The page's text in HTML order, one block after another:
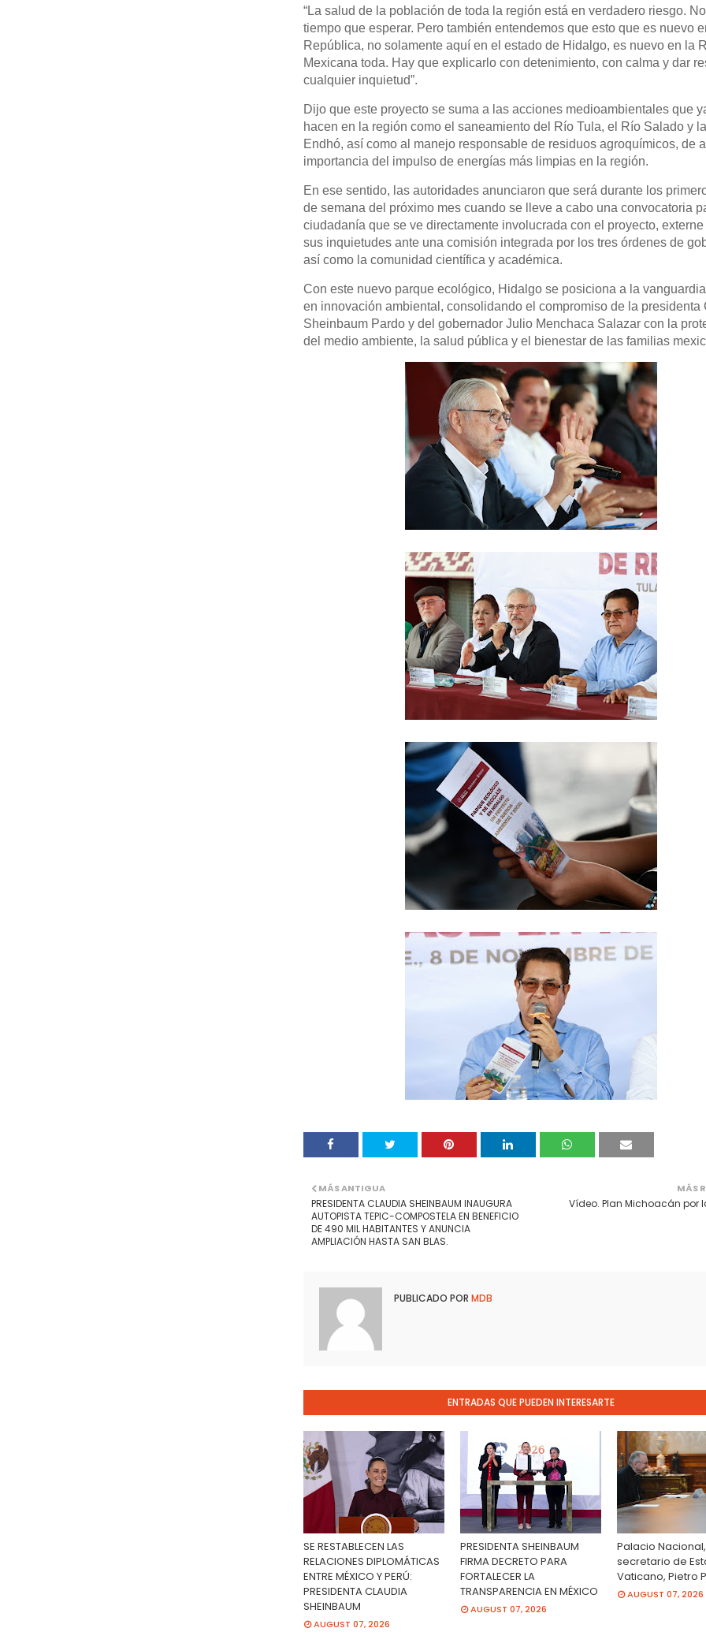
“La salud de la población de toda la región está en verdadero riesgo.
tiempo que esperar. Pero también entendemos que esto que es nuevo
República, no solamente aquí en el estado de Hidalgo, es nuevo en la
Mexicana toda. Hay que explicarlo con detenimiento, con calma y dar
cualquier inquietud”.
Dijo que este proyecto se suma a las acciones medioambientales que
hacen en la región como el saneamiento del Río Tula, el Río Salado y
Endhó, así como al manejo responsable de residuos agroquímicos, de
importancia del impulso de energías más limpias en la región.
En ese sentido, las autoridades anunciaron que será durante los
de semana del próximo mes cuando se lleve a cabo una convocatoria
ciudadanía que se ve directamente involucrada con el proyecto, externe
sus inquietudes ante una comisión integrada por los tres órdenes de
así como la comunidad científica y académica.
Con este nuevo parque ecológico, Hidalgo se posiciona a la
en innovación ambiental, consolidando el compromiso de la presidenta
Sheinbaum Pardo y del gobernador Julio Menchaca Salazar con la
del medio ambiente, la salud pública y el bienestar de las familias
MÁS
Vídeo. Plan Michoacán por
MÁS ANTIGUA
PRESIDENTA CLAUDIA SHEINBAUM INAUGURA
AUTOPISTA TEPIC-COMPOSTELA EN BENEFICIO
DE 490 MIL HABITANTES Y ANUNCIA
AMPLIACIÓN HASTA SAN BLAS.
PUBLICADO POR MDB
ENTRADAS QUE PUEDEN INTERESARTE
SE RESTABLECEN LAS
RELACIONES DIPLOMÁTICAS
ENTRE MÉXICO Y PERÚ:
PRESIDENTA CLAUDIA
SHEINBAUM
AUGUST 07, 2026
PRESIDENTA SHEINBAUM
FIRMA DECRETO PARA
FORTALECER LA
TRANSPARENCIA EN MÉXICO
AUGUST 07, 2026
Palacio
secretario de
Vaticano, Pietro
AUGUST 07, 2026